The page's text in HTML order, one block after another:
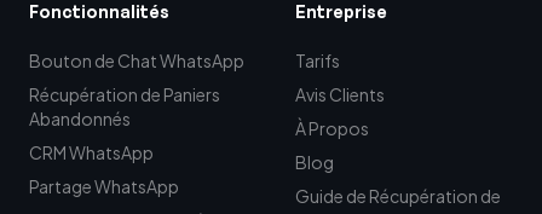
Fonctionnalités
Bouton de Chat WhatsApp
Récupération de Paniers
Abandonnés
CRM WhatsApp
Partage WhatsApp
Entreprise
Tarifs
Avis Clients
À Propos
Blog
Guide de Récupération de